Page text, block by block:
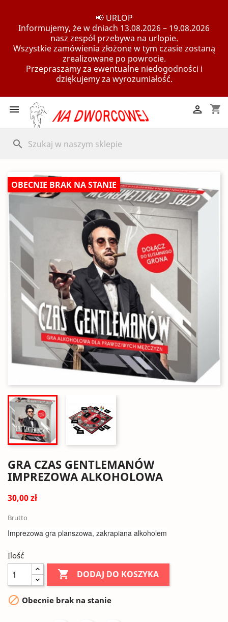
📢 URLOP
Informujemy, że w dniach 13.08.2026 – 19.08.2026
nasz zespół przebywa na urlopie.
Wszystkie zamówienia złożone w tym czasie zostaną
zrealizowane po powrocie.
Przepraszamy za ewentualne niedogodności i
dziękujemy za wyrozumiałość.
 shopping_cart

search
OBECNIE BRAK NA STANIE
GRA CZAS GENTLEMANÓW
IMPREZOWA ALKOHOLOWA
30,00 zł
Brutto
Imprezowa gra planszowa, zakrapiana alkoholem
Ilość
 DODAJ DO KOSZYKA
 Obecnie brak na stanie